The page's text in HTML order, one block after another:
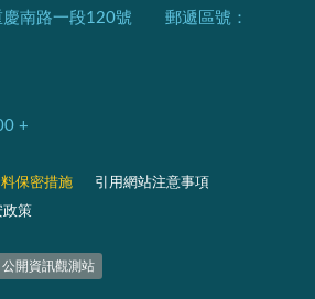
慶南路一段120號 郵遞區號：
+​
保密措施
引用網站注意事項
政策
公開資訊觀測站